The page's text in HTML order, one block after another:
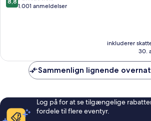
Vermelho
ud 1.001 anmeldelser
inkluderer
30.
Sammenlign lignende
Log på for at se tilgængelige
fordele til flere eventyr.